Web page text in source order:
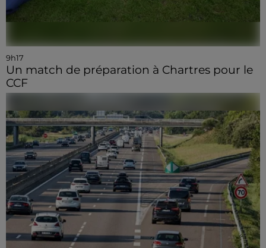
9h17
Un match de préparation à Chartres pour le
CCF